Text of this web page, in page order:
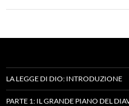
LA LEGGE DI DIO: INTRODUZIONE
PARTE 1: IL GRANDE PIANO DEL